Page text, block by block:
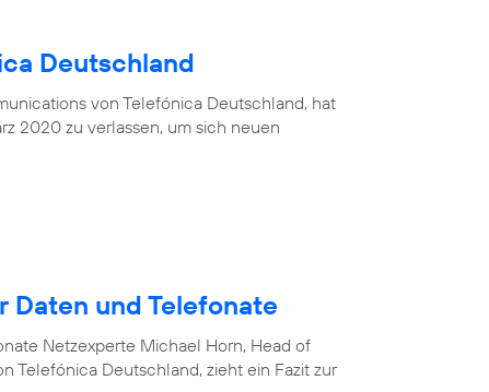
Deutschland
von Telefónica Deutschland, hat
2020 zu verlassen, um sich neuen
Daten und Telefonate
Netzexperte Michael Horn, Head of
Telefónica Deutschland, zieht ein Fazit zur